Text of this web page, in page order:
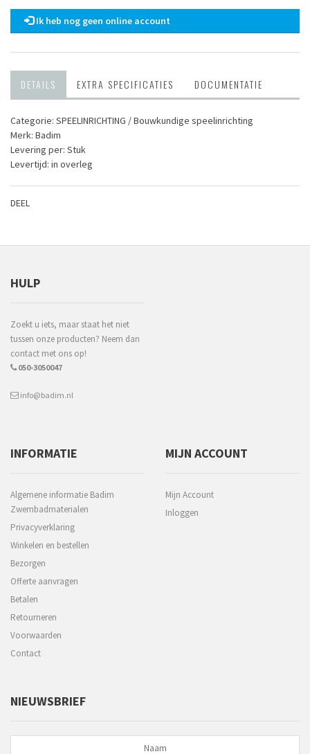
Ik heb nog geen online account
DETAILS EXTRA SPECIFICATIES DOCUMENTATIE
Categorie: SPEEL­INRICHTING / Bouwkundige speelinrichting
Merk: Badim
Levering per: Stuk
Levertijd: in overleg
DEEL
HULP
Zoekt u iets, maar staat het niet
tussen onze producten? Neem dan
contact met ons op!
050-3050047
info@badim.nl
INFORMATIE
Algemene informatie Badim
Zwembadmaterialen
Privacyverklaring
Winkelen en bestellen
Bezorgen
Offerte aanvragen
Betalen
Retourneren
Voorwaarden
Contact
MIJN ACCOUNT
Mijn Account
Inloggen
NIEUWSBRIEF